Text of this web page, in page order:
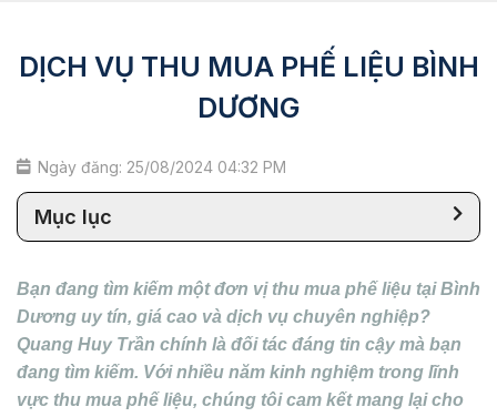
DỊCH VỤ THU MUA PHẾ LIỆU BÌNH
DƯƠNG
Ngày đăng: 25/08/2024 04:32 PM
Mục lục
Bạn đang tìm kiếm một đơn vị thu mua phế liệu tại Bình
Dương uy tín, giá cao và dịch vụ chuyên nghiệp?
Quang Huy Trần chính là đối tác đáng tin cậy mà bạn
đang tìm kiếm. Với nhiều năm kinh nghiệm trong lĩnh
vực thu mua phế liệu, chúng tôi cam kết mang lại cho